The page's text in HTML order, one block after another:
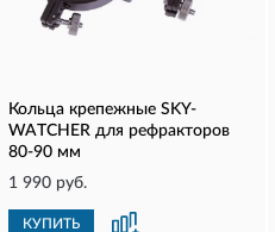
Кольца крепежные SKY-
WATCHER для рефракторов
80-90 мм
1 990 руб.
КУПИТЬ